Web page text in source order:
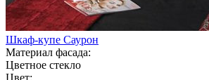
Шкаф-купе Саурон
Материал фасада:
Цветное стекло
Цвет: